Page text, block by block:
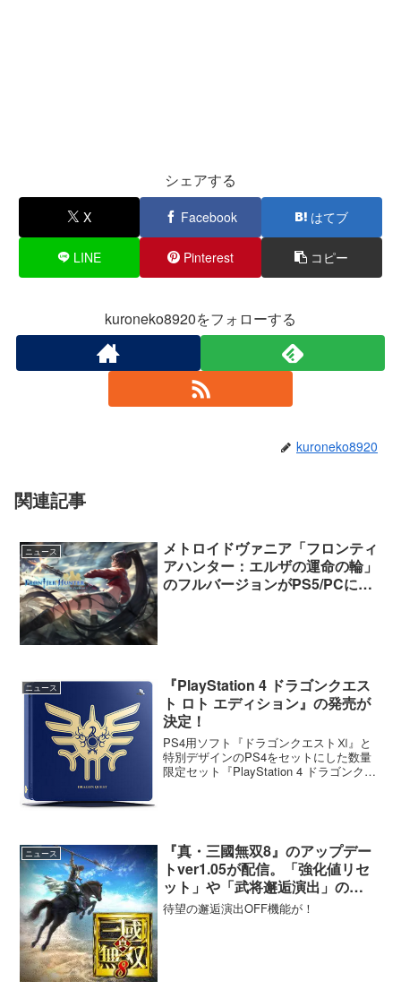
シェアする
X Facebook はてブ
LINE Pinterest コピー
kuroneko8920をフォローする
kuroneko8920
関連記事
ニュース
メトロイドヴァニア「フロンティ
アハンター：エルザの運命の輪」
のフルバージョンがPS5/PCにて7
ニュース
『PlayStation 4 ドラゴンクエス
ト ロト エディション』の発売が
決定！
PS4用ソフト『ドラゴンクエストⅪ』と
特別デザインのPS4をセットにした数量
限定セット『PlayStation 4 ドラゴンクエ
ニュース
『真・三國無双8』のアップデー
トver1.05が配信。「強化値リセ
ット」や「武将邂逅演出」の
ON/OFFが可能に。
待望の邂逅演出OFF機能が！